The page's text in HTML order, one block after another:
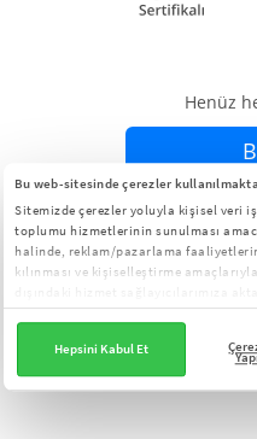
Bu web-sitesinde çerezler
Sitemizde çerezler yoluyla kişisel veri
toplumu hizmetlerinin sunulması
halinde, reklam/pazarlama
kılınması ve kişiselleştirme
yönetebilirsiniz:Çerez Aydınlatma
Hepsini Kabul Et
Henüz
Zaten